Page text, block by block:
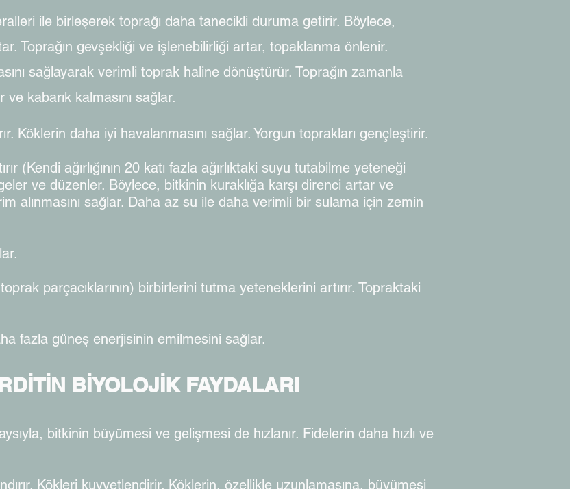
ile birleşerek toprağı daha tanecikli duruma getirir. Böylece,
Toprağın gevşekliği ve işlenebilirliği artar, topaklanma önlenir.
sağlayarak verimli toprak haline dönüştürür. Toprağın zamanla
ve kabarık kalmasını sağlar.
Köklerin daha iyi havalanmasını sağlar. Yorgun toprakları gençleştirir.
(Kendi ağırlığının 20 katı fazla ağırlıktaki suyu tutabilme yeteneği
ve düzenler. Böylece, bitkinin kuraklığa karşı direnci artar ve
alınmasını sağlar. Daha az su ile daha verimli bir sulama için zemin
parçacıklarının) birbirlerini tutma yeteneklerini artırır. Topraktaki
fazla güneş enerjisinin emilmesini sağlar.
BİYOLOJİK FAYDALARI
bitkinin büyümesi ve gelişmesi de hızlanır. Fidelerin daha hızlı ve
Kökleri kuvvetlendirir. Köklerin, özellikle uzunlamasına, büyümesi